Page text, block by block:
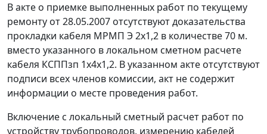
В акте о приемке выполненных работ по текущему
ремонту от 28.05.2007 отсутствуют доказательства
прокладки кабеля МРМП Э 2х1,2 в количестве 70 м.
вместо указанного в локальном сметном расчете
кабеля КСППзп 1х4х1,2. В указанном акте отсутствуют
подписи всех членов комиссии, акт не содержит
информации о месте проведения работ.
Включение с локальный сметный расчет работ по
устройству трубопроводов, измерению кабелей